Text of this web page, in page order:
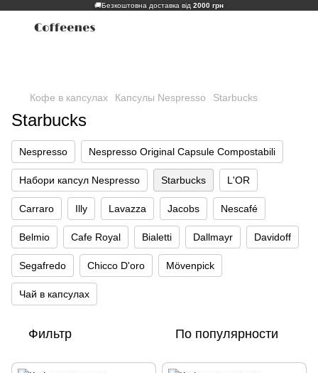
🚚Безкоштовна доставка від 2000 грн
Кофе в капсулах Капсулы Nespresso Starbucks
Starbucks
Nespresso Nespresso Original Capsule Compostabili
Набори капсул Nespresso Starbucks L'OR
Carraro Illy Lavazza Jacobs Nescafé
Belmio Cafe Royal Bialetti Dallmayr Davidoff
Segafredo Chicco D'oro Mövenpick
Чай в капсулах
Фильтр По популярности